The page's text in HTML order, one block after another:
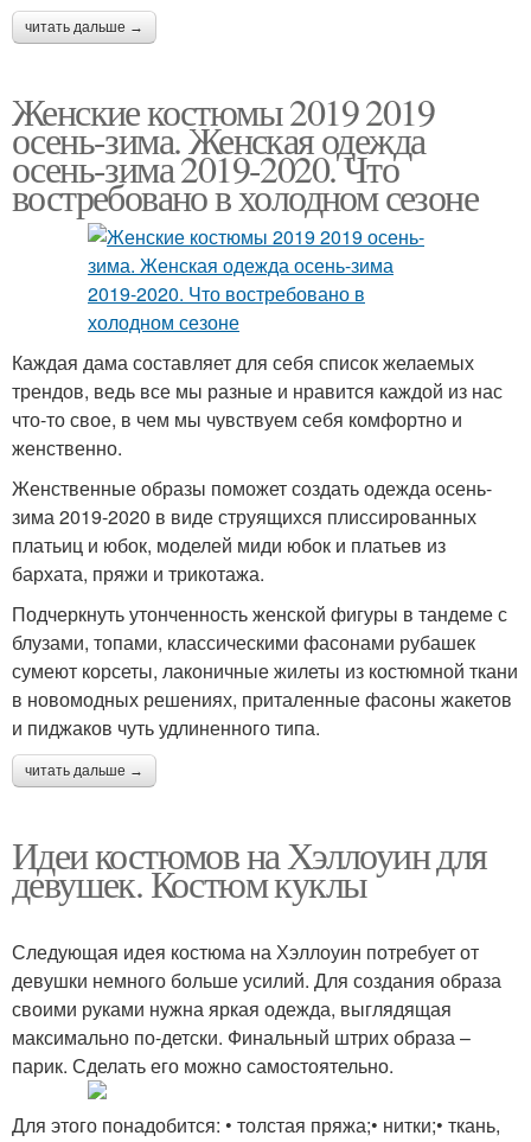
читать дальше →
Женские костюмы 2019 2019
осень-зима. Женская одежда
осень-зима 2019-2020. Что
востребовано в холодном сезоне
Каждая дама составляет для себя список желаемых
трендов, ведь все мы разные и нравится каждой из нас
что-то свое, в чем мы чувствуем себя комфортно и
женственно.
Женственные образы поможет создать одежда осень-
зима 2019-2020 в виде струящихся плиссированных
платьиц и юбок, моделей миди юбок и платьев из
бархата, пряжи и трикотажа.
Подчеркнуть утонченность женской фигуры в тандеме с
блузами, топами, классическими фасонами рубашек
сумеют корсеты, лаконичные жилеты из костюмной ткани
в новомодных решениях, приталенные фасоны жакетов
и пиджаков чуть удлиненного типа.
читать дальше →
Идеи костюмов на Хэллоуин для
девушек. Костюм куклы
Следующая идея костюма на Хэллоуин потребует от
девушки немного больше усилий. Для создания образа
своими руками нужна яркая одежда, выглядящая
максимально по-детски. Финальный штрих образа –
парик. Сделать его можно самостоятельно.
Для этого понадобится: • толстая пряжа;• нитки;• ткань,